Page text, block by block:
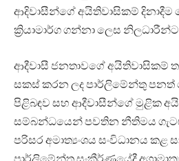
ආදිවාසීන්ගේ අයිතිවාසිකම්
ක්‍රියාමාර්ග ගන්නා ලෙස
ආදීවාසී ජනතාවගේ
සකස් කරන ලද පාර්ලිමේන්තු පනත්
පිළිබඳව සහ ආදීවාසීන්ගේ මුළික
සම්බන්ධයෙන් පවතින නීතිමය
පරිසර අමාත්‍යංශය සංවිධානය කළ
පාර්ලිමේන්තු⁣ සංකීර්ණයේදී